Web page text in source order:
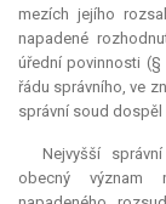
mezích jejího
napadené
úřední povinnosti
řádu správního, ve
správní soud dospěl
Nejvyšší
obecný význam